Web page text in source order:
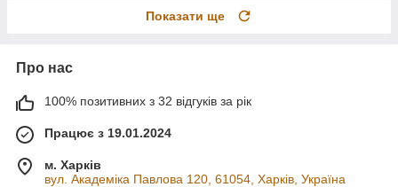
Показати ще
Про нас
100% позитивних з 32 відгуків за рік
Працює з 19.01.2024
м. Харків
вул. Академіка Павлова 120, 61054, Харків, Україна